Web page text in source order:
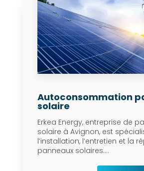
Autoconsommation
solaire
Erkea Energy, entreprise de
solaire à Avignon, est
l’installation, l’entretien et la
panneaux solaires....